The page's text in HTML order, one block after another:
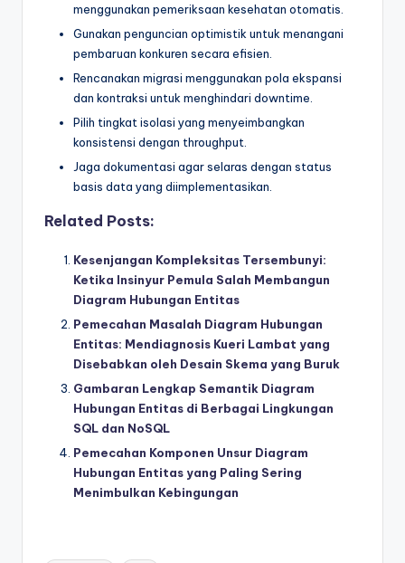
menggunakan pemeriksaan kesehatan otomatis.
Gunakan penguncian optimistik untuk menangani
pembaruan konkuren secara efisien.
Rencanakan migrasi menggunakan pola ekspansi
dan kontraksi untuk menghindari downtime.
Pilih tingkat isolasi yang menyeimbangkan
konsistensi dengan throughput.
Jaga dokumentasi agar selaras dengan status
basis data yang diimplementasikan.
Related Posts:
Kesenjangan Kompleksitas Tersembunyi:
Ketika Insinyur Pemula Salah Membangun
Diagram Hubungan Entitas
Pemecahan Masalah Diagram Hubungan
Entitas: Mendiagnosis Kueri Lambat yang
Disebabkan oleh Desain Skema yang Buruk
Gambaran Lengkap Semantik Diagram
Hubungan Entitas di Berbagai Lingkungan
SQL dan NoSQL
Pemecahan Komponen Unsur Diagram
Hubungan Entitas yang Paling Sering
Menimbulkan Kebingungan